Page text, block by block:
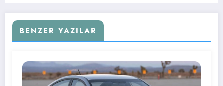
BENZER YAZILAR